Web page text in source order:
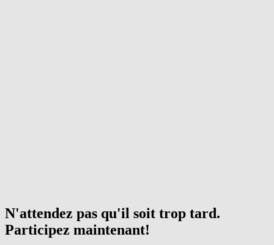
N'attendez pas qu'il soit trop tard.
Participez maintenant!